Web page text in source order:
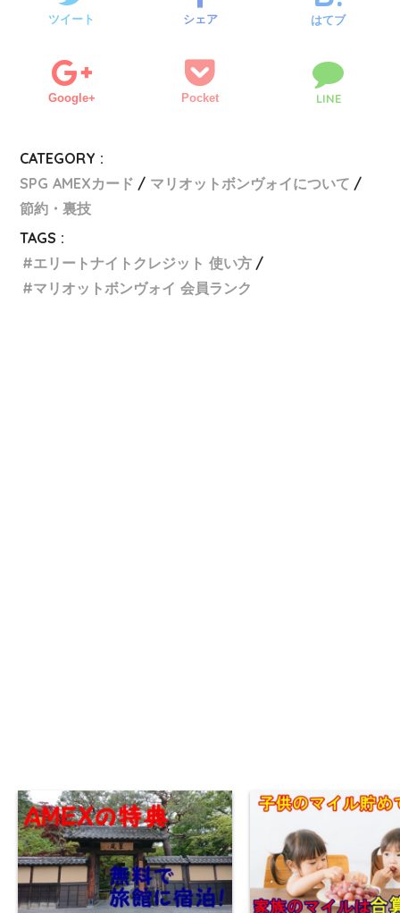
ツイート シェア はてブ
Google+ Pocket LINE
CATEGORY :
SPG AMEXカード
マリオットボンヴォイについて
節約・裏技
TAGS :
エリートナイトクレジット 使い方
マリオットボンヴォイ 会員ランク